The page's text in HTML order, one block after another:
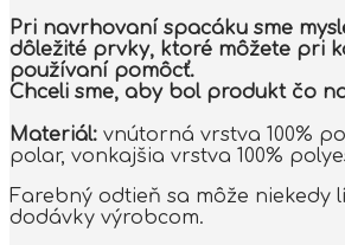
Pri navrhovaní spacáku sme
dôležité prvky, ktoré môžete pri
používaní pomôcť.
Chceli sme, aby bol produkt čo
Materiál: vnútorná vrstva 100%
polar, vonkajšia vrstva 100%
Farebný odtieň sa môže niekedy
dodávky výrobcom.